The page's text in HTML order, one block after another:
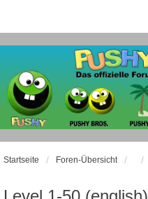
Startseite Foren-Übersicht